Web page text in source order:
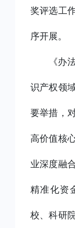
奖评选工
序开展。
《办
识产权领
要举措，
高价值核
业深度融
精准化资
校、科研